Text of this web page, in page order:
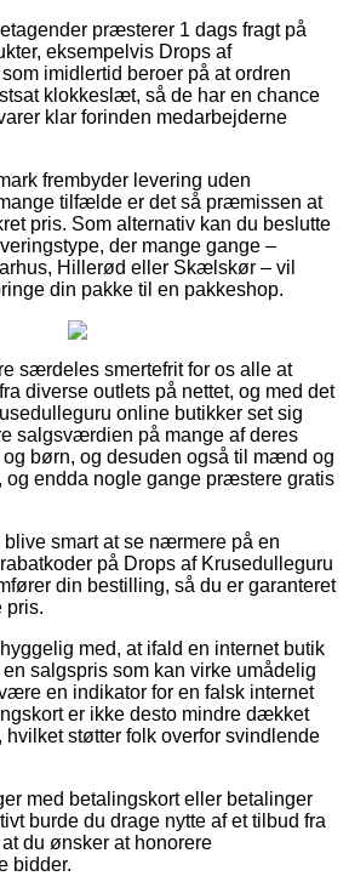
præsterer 1 dags fragt på
eksempelvis Drops af
imidlertid beroer på at ordren
klokkeslæt, så de har en chance
klar forinden medarbejderne
frembyder levering uden
tilfælde er det så præmissen at
pris. Som alternativ kan du beslutte
der mange gange –
Hillerød eller Skælskør – vil
din pakke til en pakkeshop.
særdeles smertefrit for os alle at
diverse outlets på nettet, og med det
online butikker set sig
salgsværdien på mange af deres
børn, og desuden også til mænd og
og endda nogle gange præstere gratis
smart at se nærmere på en
på Drops af Krusedulleguru
din bestilling, så du er garanteret
pris.
med, at ifald en internet butik
salgspris som kan virke umådelig
en indikator for en falsk internet
er ikke desto mindre dækket
hvilket støtter folk overfor svindlende
med betalingskort eller betalinger
burde du drage nytte af et tilbud fra
du ønsker at honorere
bidder.